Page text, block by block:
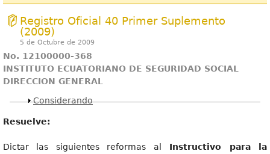
Registro Oficial 40 Primer Suplemento
(2009)
5 de Octubre de 2009
No. 12100000-368
INSTITUTO ECUATORIANO DE SEGURIDAD SOCIAL
DIRECCION GENERAL
Mostrar
Considerando
Resuelve:
Dictar las siguientes reformas al
Instructivo para la